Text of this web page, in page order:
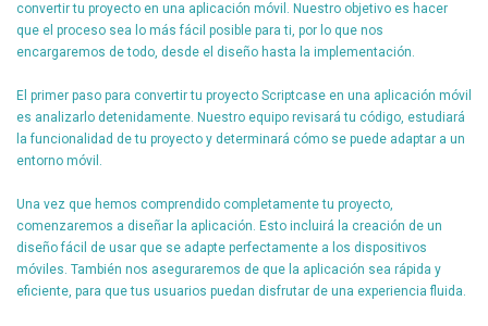
convertir tu proyecto en una aplicación móvil. Nuestro objetivo es hacer
que el proceso sea lo más fácil posible para ti, por lo que nos
encargaremos de todo, desde el diseño hasta la implementación.
El primer paso para convertir tu proyecto Scriptcase en una aplicación móvil
es analizarlo detenidamente. Nuestro equipo revisará tu código, estudiará
la funcionalidad de tu proyecto y determinará cómo se puede adaptar a un
entorno móvil.
Una vez que hemos comprendido completamente tu proyecto,
comenzaremos a diseñar la aplicación. Esto incluirá la creación de un
diseño fácil de usar que se adapte perfectamente a los dispositivos
móviles. También nos aseguraremos de que la aplicación sea rápida y
eficiente, para que tus usuarios puedan disfrutar de una experiencia fluida.